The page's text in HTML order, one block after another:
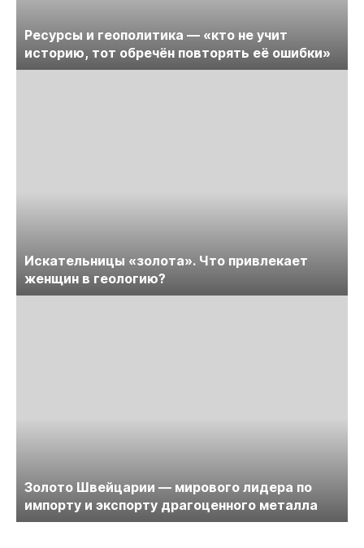
Ресурсы и геополитика — «кто не учит
историю, тот обречён повторять её ошибки»
Искательницы «золота». Что привлекает
женщин в геологию?
Золото Швейцарии — мирового лидера по
импорту и экспорту драгоценного металла